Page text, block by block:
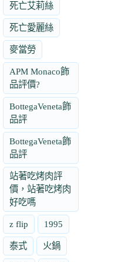
死亡艾莉絲
死亡愛麗絲
麥當勞
APM Monaco飾
品評價?
BottegaVeneta飾
品評
BottegaVeneta飾
品評
站著吃烤肉評
價，站著吃烤肉
好吃嗎
z flip 1995
泰式 火鍋